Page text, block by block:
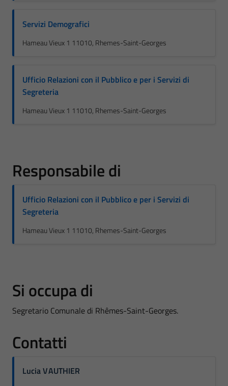
Servizi Demografici
Hameau Vieux 1 11010, Rhemes-Saint-Georges
Ufficio Relazioni con il Pubblico e per i Servizi di
Segreteria
Hameau Vieux 1 11010, Rhemes-Saint-Georges
Responsabile di
Ufficio Relazioni con il Pubblico e per i Servizi di
Segreteria
Hameau Vieux 1 11010, Rhemes-Saint-Georges
Si occupa di
Segretario Comunale di Rhêmes-Saint-Georges.
Contatti
Lucia VAUTHIER